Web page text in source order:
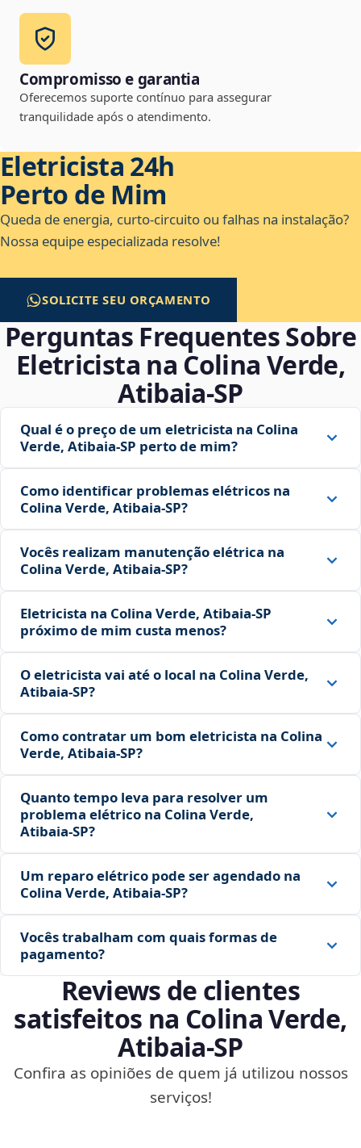
Compromisso e garantia
Oferecemos suporte contínuo para assegurar
tranquilidade após o atendimento.
Eletricista 24h
Perto de Mim
Queda de energia, curto-circuito ou falhas na instalação?
Nossa equipe especializada resolve!
SOLICITE SEU ORÇAMENTO
Perguntas Frequentes Sobre
Eletricista na Colina Verde,
Atibaia‑SP
Qual é o preço de um eletricista na Colina
Verde, Atibaia‑SP perto de mim?
Como identificar problemas elétricos na
Colina Verde, Atibaia‑SP?
Vocês realizam manutenção elétrica na
Colina Verde, Atibaia‑SP?
Eletricista na Colina Verde, Atibaia‑SP
próximo de mim custa menos?
O eletricista vai até o local na Colina Verde,
Atibaia‑SP?
Como contratar um bom eletricista na Colina
Verde, Atibaia‑SP?
Quanto tempo leva para resolver um
problema elétrico na Colina Verde,
Atibaia‑SP?
Um reparo elétrico pode ser agendado na
Colina Verde, Atibaia‑SP?
Vocês trabalham com quais formas de
pagamento?
Reviews de clientes
satisfeitos na Colina Verde,
Atibaia‑SP
Confira as opiniões de quem já utilizou nossos
serviços!